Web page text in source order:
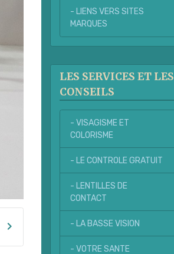
- LIENS VERS SITES
MARQUES
LES SERVICES ET LES
CONSEILS
- VISAGISME ET
COLORISME
- LE CONTROLE GRATUIT
- LENTILLES DE
CONTACT
- LA BASSE VISION
- VOTRE SANTE